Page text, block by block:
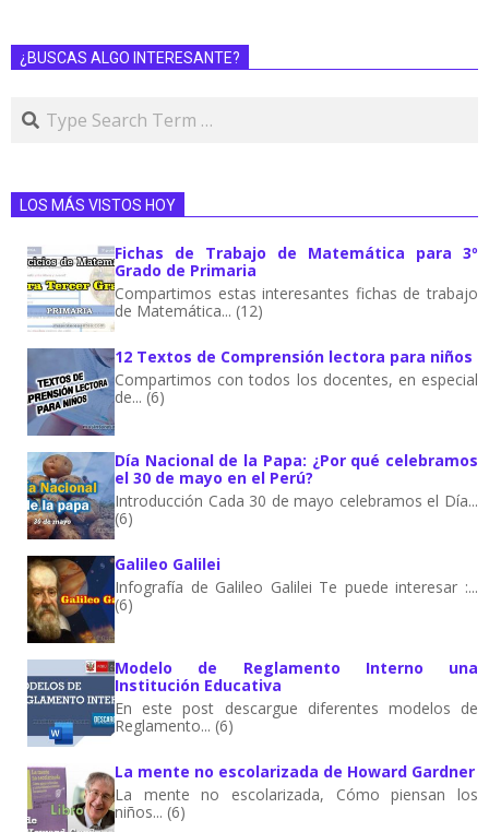
¿BUSCAS ALGO INTERESANTE?
LOS MÁS VISTOS HOY
Fichas de Trabajo de Matemática para 3º
Grado de Primaria
Compartimos estas interesantes fichas de trabajo
de Matemática... (12)
12 Textos de Comprensión lectora para niños
Compartimos con todos los docentes, en especial
de... (6)
Día Nacional de la Papa: ¿Por qué celebramos
el 30 de mayo en el Perú?
Introducción Cada 30 de mayo celebramos el Día...
(6)
Galileo Galilei
Infografía de Galileo Galilei Te puede interesar :...
(6)
Modelo de Reglamento Interno una
Institución Educativa
En este post descargue diferentes modelos de
Reglamento... (6)
La mente no escolarizada de Howard Gardner
La mente no escolarizada, Cómo piensan los
niños... (6)